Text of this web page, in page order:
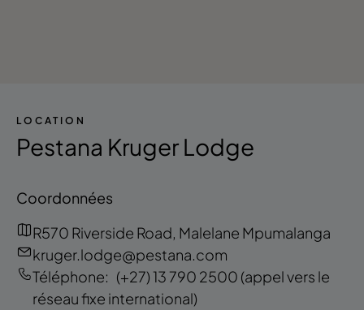
LOCATION
Pestana Kruger Lodge
Coordonnées
R570 Riverside Road, Malelane Mpumalanga
kruger.lodge@pestana.com
Téléphone: (+27) 13 790 2500 (appel vers le
réseau fixe international)